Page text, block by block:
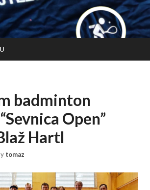
badminton
Open”
Hartl
tomaz